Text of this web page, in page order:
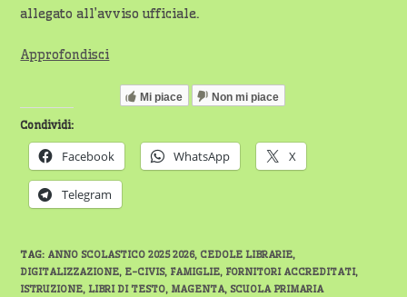
allegato all’avviso ufficiale.
Approfondisci
Mi piace Non mi piace
Condividi:
Facebook WhatsApp X
Telegram
TAG: ANNO SCOLASTICO 2025 2026, CEDOLE LIBRARIE,
DIGITALIZZAZIONE, E-CIVIS, FAMIGLIE, FORNITORI ACCREDITATI,
ISTRUZIONE, LIBRI DI TESTO, MAGENTA, SCUOLA PRIMARIA